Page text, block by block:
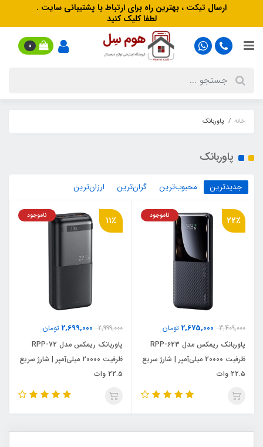
ارسال تیکت ، بهترین راه برای ارتباط با پشتیبانی سایت .
لطفا کلیک کنید
0
خانه پاوربانک
پاوربانک
جدیدترین محبوب‌ترین گران‌ترین ارزان‌ترین
22٪
3,409,000
2,675,000 تومان
ناموجود
پاوربانک ریمکس مدل RPP-623
ظرفیت 20000 میلی‌آمپر | شارژ سریع
۲۲.۵ وات
11٪
2,999,000
2,699,000 تومان
ناموجود
پاوربانک ریمکس مدل RPP-72
ظرفیت 20000 میلی‌آمپر | شارژ سریع
۲۲.۵ وات